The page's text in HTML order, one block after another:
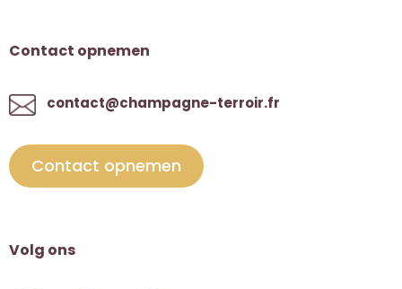
Contact opnemen
contact@champagne-terroir.fr
Contact opnemen
Volg ons